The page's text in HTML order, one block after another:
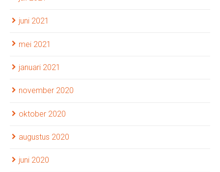
juni 2021
mei 2021
januari 2021
november 2020
oktober 2020
augustus 2020
juni 2020